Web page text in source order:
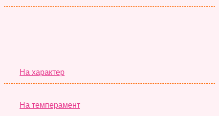
На характер
На темперамент